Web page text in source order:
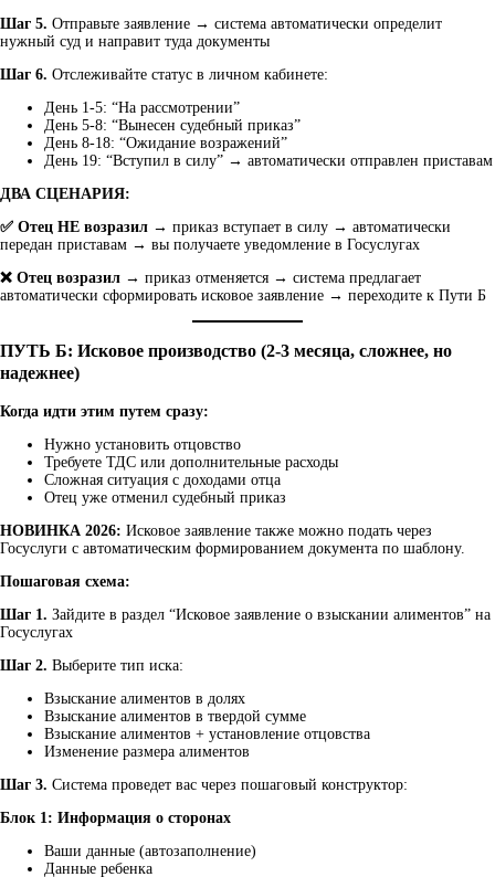
Шаг 5. Отправьте заявление → система автоматически определит
нужный суд и направит туда документы
Шаг 6. Отслеживайте статус в личном кабинете:
День 1-5: “На рассмотрении”
День 5-8: “Вынесен судебный приказ”
День 8-18: “Ожидание возражений”
День 19: “Вступил в силу” → автоматически отправлен приставам
ДВА СЦЕНАРИЯ:
✅ Отец НЕ возразил → приказ вступает в силу → автоматически
передан приставам → вы получаете уведомление в Госуслугах
❌ Отец возразил → приказ отменяется → система предлагает
автоматически сформировать исковое заявление → переходите к Пути Б
ПУТЬ Б: Исковое производство (2-3 месяца, сложнее, но
надежнее)
Когда идти этим путем сразу:
Нужно установить отцовство
Требуете ТДС или дополнительные расходы
Сложная ситуация с доходами отца
Отец уже отменил судебный приказ
НОВИНКА 2026: Исковое заявление также можно подать через
Госуслуги с автоматическим формированием документа по шаблону.
Пошаговая схема:
Шаг 1. Зайдите в раздел “Исковое заявление о взыскании алиментов” на
Госуслугах
Шаг 2. Выберите тип иска:
Взыскание алиментов в долях
Взыскание алиментов в твердой сумме
Взыскание алиментов + установление отцовства
Изменение размера алиментов
Шаг 3. Система проведет вас через пошаговый конструктор:
Блок 1: Информация о сторонах
Ваши данные (автозаполнение)
Данные ребенка